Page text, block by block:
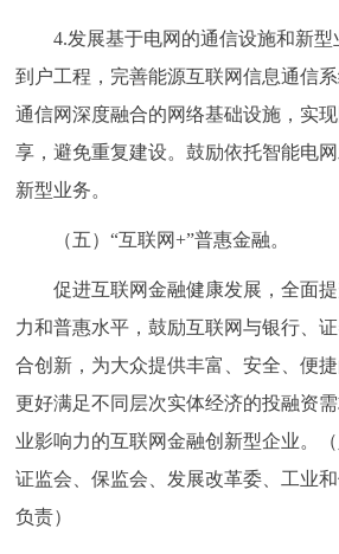
4.发展基于电网的通信设施和新型
到户工程，完善能源互联网信息通信
通信网深度融合的网络基础设施，实
享，避免重复建设。鼓励依托智能电
新型业务。
（五）“互联网+”普惠金融。
促进互联网金融健康发展，全面提
力和普惠水平，鼓励互联网与银行、
合创新，为大众提供丰富、安全、便
更好满足不同层次实体经济的投融资
业影响力的互联网金融创新型企业。（
证监会、保监会、发展改革委、工业
负责）